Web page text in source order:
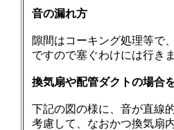
音の漏れ方
隙間はコーキング処理等で
ですので塞ぐわけには行きま
換気扇や配管ダクトの場合
下記の図の様に、音が直線
考慮して、なおかつ換気扇